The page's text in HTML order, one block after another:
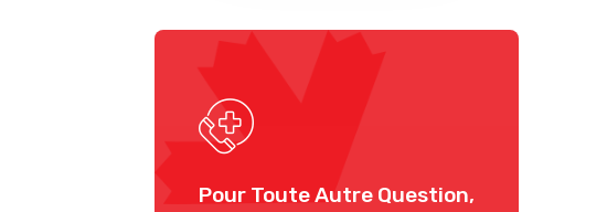
Pour Toute Autre Question,